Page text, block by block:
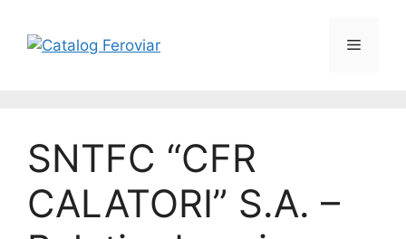
SNTFC “CFR
CALATORI” S.A. –